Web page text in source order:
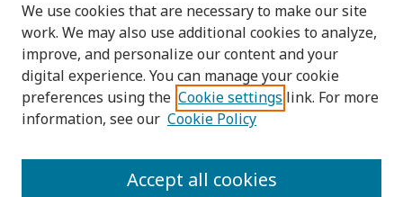
Browse
Collections
Disciplines
Authors
We use cookies that are necessary to make our site
work. We may also use additional cookies to analyze,
improve, and personalize our content and your
digital experience. You can manage your cookie
preferences using the Cookie settings link. For more
information, see our Cookie Policy
Accept all cookies